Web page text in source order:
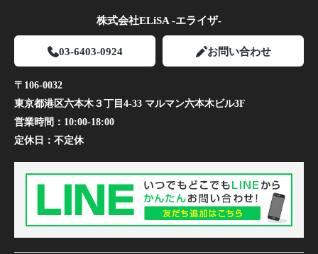
株式会社ELiSA -エライザ-
03-6403-0924 お問い合わせ
〒106-0032
東京都港区六本木３丁目4-33 マルマン六本木ビル3F
営業時間： 10:00-18:00
定休日： 不定休